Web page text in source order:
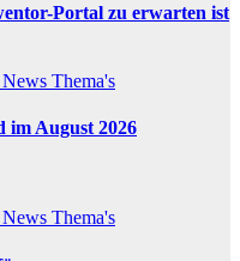
Portal zu erwarten ist
News Thema's
August 2026
News Thema's